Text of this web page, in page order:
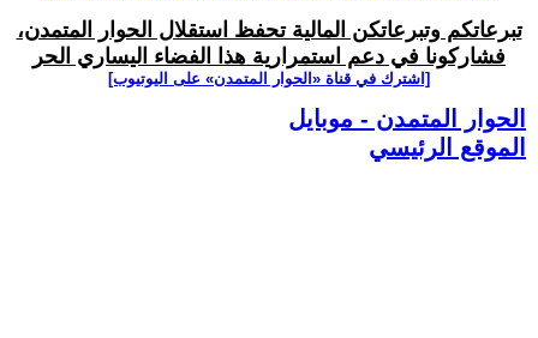
تبرعاتكم وتبرعاتكن المالية تحفظ استقلال الحوار المتمدن،
فشاركونا في دعم استمرارية هذا الفضاء اليساري الحر
[اشترك في قناة ‫«الحوار المتمدن» على اليوتيوب]
الحوار المتمدن - موبايل
الموقع الرئيسي